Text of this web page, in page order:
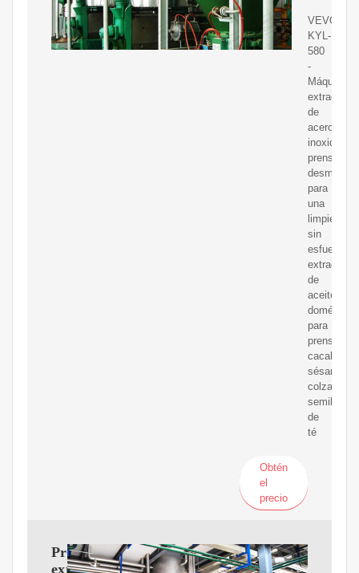
VEVOR
KYL-
580
-
Máquina
extractora
de
acero
inoxidable,
para
una
limpieza
sin
esfuerzo,
extractor
de
aceite
doméstico
para
prensar
sésamo,
colza,
semillas
de
té
Obtén
el
precio
Prensa
extractor